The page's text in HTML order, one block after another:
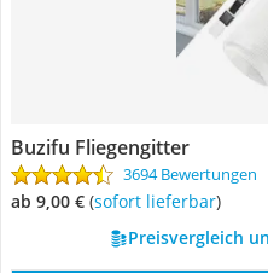
Buzifu Fliegengitter
3694 Bewertungen
ab 9,00 € ( Sofort lieferbar)
Preisvergleich